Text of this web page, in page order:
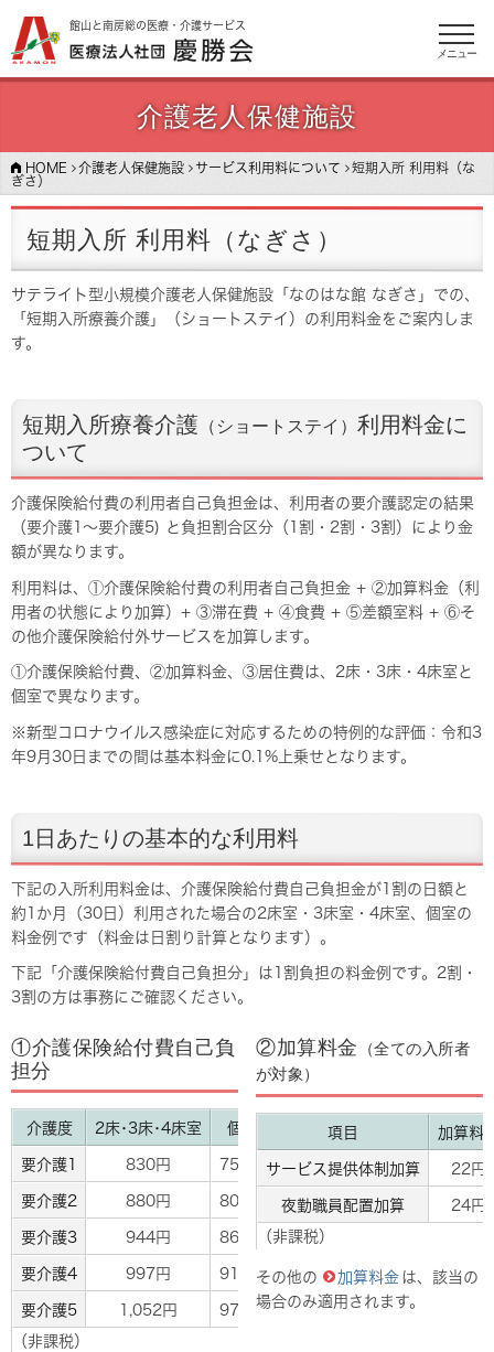
館山と南房総の医療・介護サービス
メニュー
介護老人保健施設
HOME 介護老人保健施設 サービス利用料について
短期入所 利用料（な
ぎさ）
短期入所 利用料（なぎさ）
サテライト型小規模介護老人保健施設「なのはな館 なぎさ」での、
「短期入所療養介護」（ショートステイ）の利用料金をご案内しま
す。
短期入所療養介護 （ショートステイ）利用料金に
ついて
介護保険給付費の利用者自己負担金は、利用者の要介護認定の結果
（要介護1〜要介護5) と負担割合区分（1割・2割・3割）により金
額が異なります。
利用料は、①介護保険給付費の利用者自己負担金 + ②加算料金（利
用者の状態により加算）+ ③滞在費 + ④食費 + ⑤差額室料 + ⑥そ
の他介護保険給付外サービスを加算します。
①介護保険給付費、②加算料金、③居住費は、2床・3床・4床室と
個室で異なります。
※新型コロナウイルス感染症に対応するための特例的な評価：令和3
年9月30日までの間は基本料金に0.1%上乗せとなります。
1日あたりの基本的な利用料
下記の入所利用料金は、介護保険給付費自己負担金が1割の日額と
約1か月（30日）利用された場合の2床室・3床室・4床室、個室の
料金例です（料金は日割り計算となります）。
下記「介護保険給付費自己負担分」は1割負担の料金例です。2割・
3割の方は事務にご確認ください。
①介護保険給付費自己負
担分
（非課税）
介護度 2床･3床･4床室
個室
要介護1
830円
753円
要介護2
880円
801円
要介護3
944円
864円
要介護4
997円
918円
要介護5
1,052円 971円
②加算料金 （全ての入所者
が対象）
（非課税）
項目
加算料
サービス提供体制加算
22円
夜勤職員配置加算
24円
その他の 加算料金 は、該当の
場合のみ適用されます。